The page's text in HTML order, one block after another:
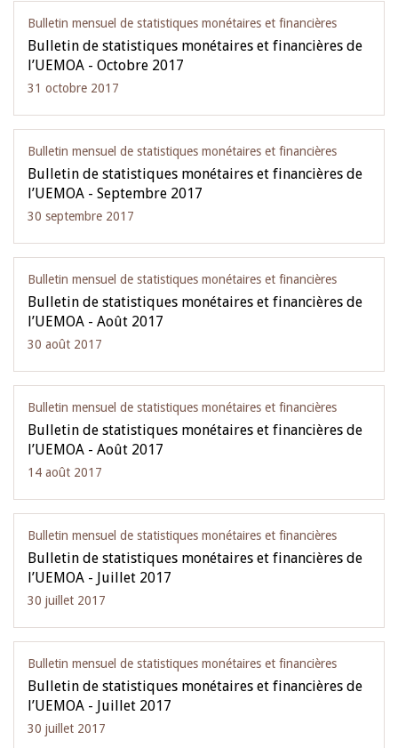
Bulletin mensuel de statistiques monétaires et financières
Bulletin de statistiques monétaires et financières de
l’UEMOA - Octobre 2017
31 octobre 2017
Bulletin mensuel de statistiques monétaires et financières
Bulletin de statistiques monétaires et financières de
l’UEMOA - Septembre 2017
30 septembre 2017
Bulletin mensuel de statistiques monétaires et financières
Bulletin de statistiques monétaires et financières de
l’UEMOA - Août 2017
30 août 2017
Bulletin mensuel de statistiques monétaires et financières
Bulletin de statistiques monétaires et financières de
l’UEMOA - Août 2017
14 août 2017
Bulletin mensuel de statistiques monétaires et financières
Bulletin de statistiques monétaires et financières de
l’UEMOA - Juillet 2017
30 juillet 2017
Bulletin mensuel de statistiques monétaires et financières
Bulletin de statistiques monétaires et financières de
l’UEMOA - Juillet 2017
30 juillet 2017